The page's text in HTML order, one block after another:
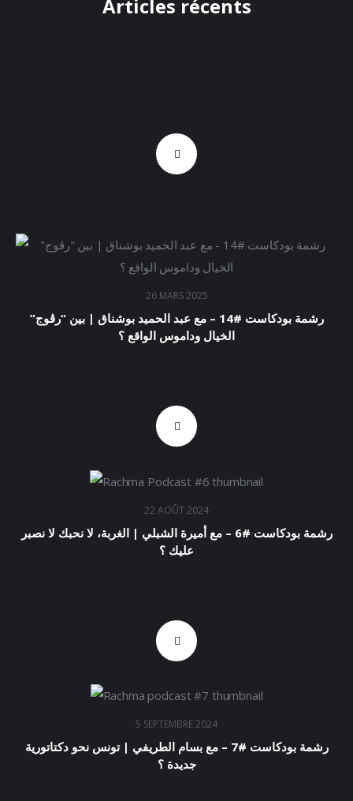
Articles récents
26 MARS 2025
رشمة بودكاست #14 – مع عبد الحميد بوشناق | بين “رڨوج”
الخيال وداموس الواقع ؟
22 AOÛT 2024
رشمة بودكاست #6 – مع أميرة الشبلي | الغربة، لا نحبك لا نصبر
عليك ؟
5 SEPTEMBRE 2024
رشمة بودكاست #7 – مع بسام الطريفي | تونس نحو دكتاتورية
جديدة ؟